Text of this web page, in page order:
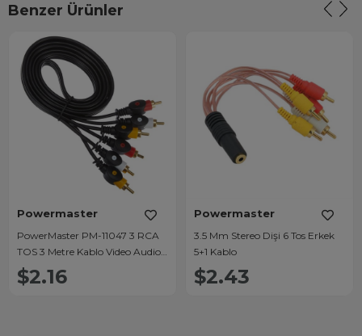
Benzer Ürünler
Powermaster
PowerMaster PM-11047 3 RCA
TOS 3 Metre Kablo Video Audio
Stereo Ses
$2.16
Powermaster
3.5 Mm Stereo Dişi 6 Tos Erkek
5+1 Kablo
$2.43